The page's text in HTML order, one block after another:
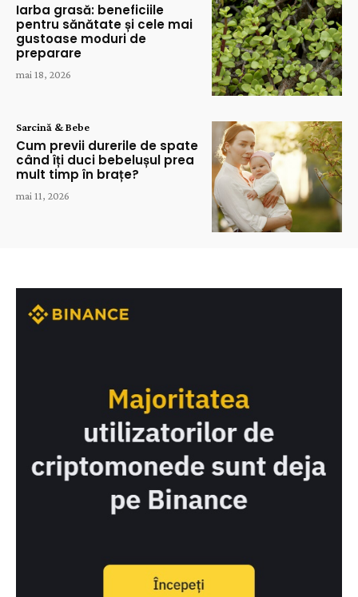
Iarba grasă: beneficiile
pentru sănătate și cele mai
gustoase moduri de
preparare
mai 18, 2026
Sarcină & Bebe
Cum previi durerile de spate
când îți duci bebelușul prea
mult timp în brațe?
mai 11, 2026